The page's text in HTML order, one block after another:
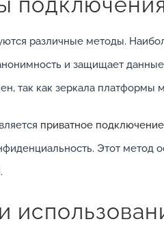
различные методы.
и защищает
так как зеркала платформы
приватное
Этот метод